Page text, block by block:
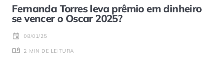
Fernanda Torres leva prêmio em dinheiro
se vencer o Oscar 2025?
08/01/25
2 MIN DE LEITURA